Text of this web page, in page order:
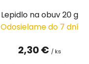
Lepidlo na obuv 20 g
Odosielame do 7 dní
2,30 € / ks